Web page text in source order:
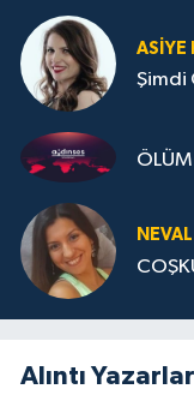
ASIYE
Şimdi
ÖLÜM
Alıntı Yazarlar